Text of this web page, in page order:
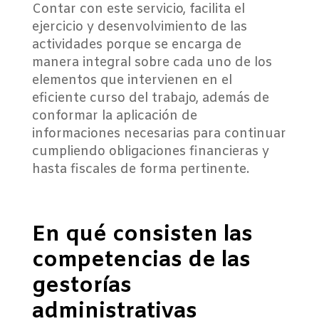
Contar con este servicio, facilita el
ejercicio y desenvolvimiento de las
actividades porque se encarga de
manera integral sobre cada uno de los
elementos que intervienen en el
eficiente curso del trabajo, además de
conformar la aplicación de
informaciones necesarias para continuar
cumpliendo obligaciones financieras y
hasta fiscales de forma pertinente.
En qué consisten las
competencias de las
gestorías
administrativas